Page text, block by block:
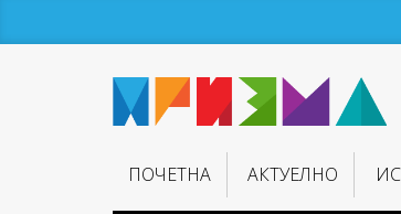
ПОЧЕТНА АКТУЕЛНО